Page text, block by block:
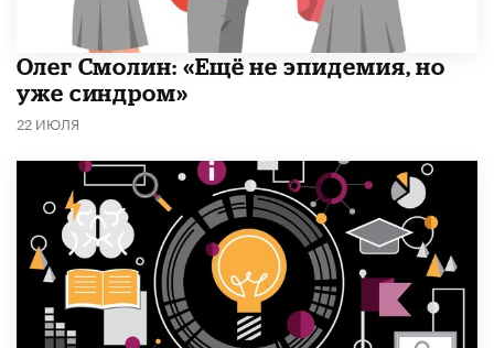
​Олег Смолин: «Ещё не эпидемия, но
уже синдром»
22 ИЮЛЯ